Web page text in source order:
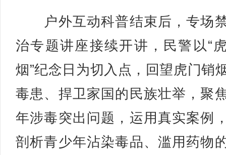
户外互动科普结束后，专场
治专题讲座接续开讲，民警以“
烟”纪念日为切入点，回望虎门销
毒患、捍卫家国的民族壮举，聚
年涉毒突出问题，运用真实案例
剖析青少年沾染毒品、滥用药物